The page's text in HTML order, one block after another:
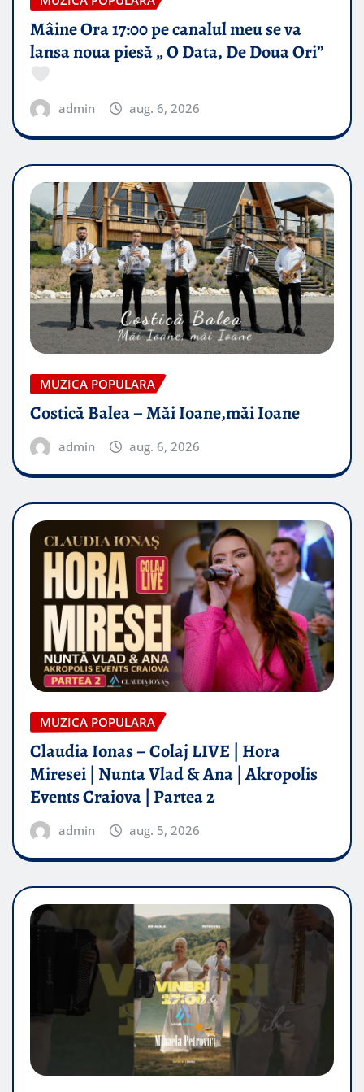
Mâine Ora 17:00 pe canalul meu se va
lansa noua piesă „ O Data, De Doua Ori”
admin aug. 6, 2026
MUZICA POPULARA
Costică Balea – Măi Ioane,măi Ioane
admin aug. 6, 2026
MUZICA POPULARA
Claudia Ionas – Colaj LIVE | Hora
Miresei | Nunta Vlad & Ana | Akropolis
Events Craiova | Partea 2
admin aug. 5, 2026